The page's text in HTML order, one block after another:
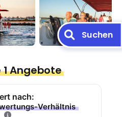
Angebote
nach:
Verhältnis
Suchen